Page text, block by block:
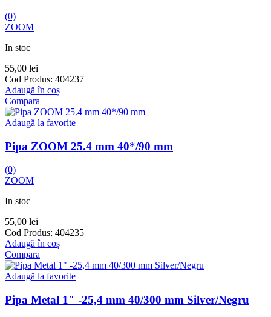
(0)
ZOOM
In stoc
55,00 lei
Cod Produs: 404237
Adaugă în coș
Compara
Adaugă la favorite
Pipa ZOOM 25.4 mm 40*/90 mm
(0)
ZOOM
In stoc
55,00 lei
Cod Produs: 404235
Adaugă în coș
Compara
Adaugă la favorite
Pipa Metal 1″ -25,4 mm 40/300 mm Silver/Negru